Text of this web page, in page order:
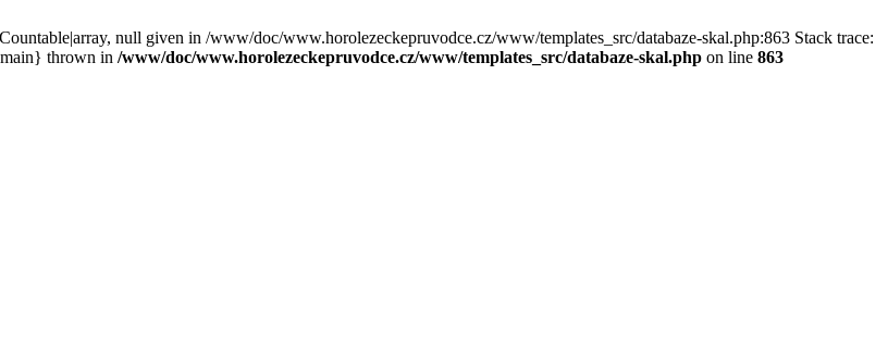
null given in /www/doc/www.horolezeckepruvodce.cz/www/templates_src/databaze-skal.php:863 Stack trace:
thrown in /www/doc/www.horolezeckepruvodce.cz/www/templates_src/databaze-skal.php on line 863